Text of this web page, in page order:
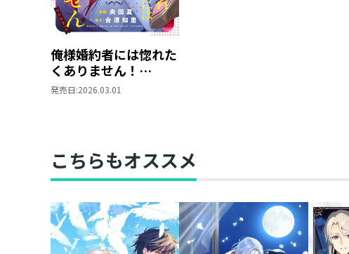
俺様婚約者には惚れた
くありません！
@COMIC 第1巻
発売日:2026.03.01
こちらもオススメ